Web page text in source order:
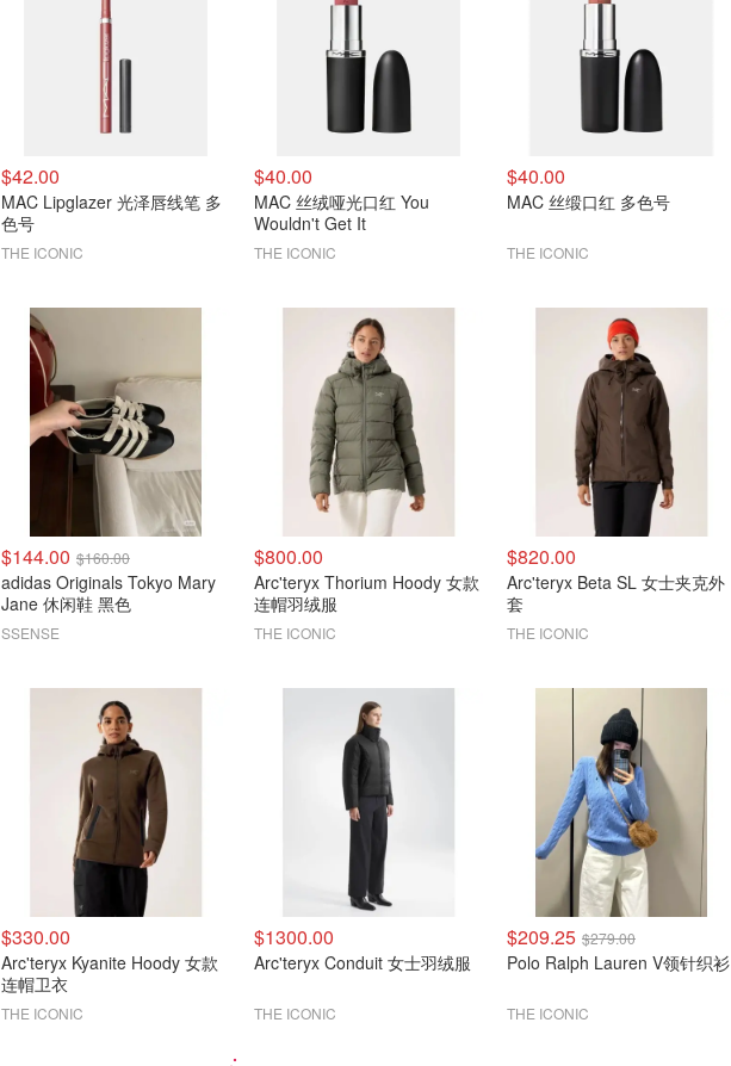
$42.00
MAC Lipglazer 光泽唇线笔 多
色号
THE ICONIC
$40.00
MAC 丝绒哑光口红 You
Wouldn't Get It
THE ICONIC
$40.00
MAC 丝缎口红 多色号
THE ICONIC
$144.00 $160.00
adidas Originals Tokyo Mary
Jane 休闲鞋 黑色
SSENSE
$800.00
Arc'teryx Thorium Hoody 女款
连帽羽绒服
THE ICONIC
$820.00
Arc'teryx Beta SL 女士夹克外
套
THE ICONIC
$330.00
Arc'teryx Kyanite Hoody 女款
连帽卫衣
THE ICONIC
$1300.00
Arc'teryx Conduit 女士羽绒服
THE ICONIC
$209.25 $279.00
Polo Ralph Lauren V领针织衫
THE ICONIC